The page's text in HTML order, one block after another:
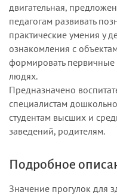
двигательная,
педагогам развивать
практические умения у
ознакомления с
формировать первичные
людях.
Предназначено
специалистам
студентам высших и
заведений, родителям.
Подробное
Значение прогулок для